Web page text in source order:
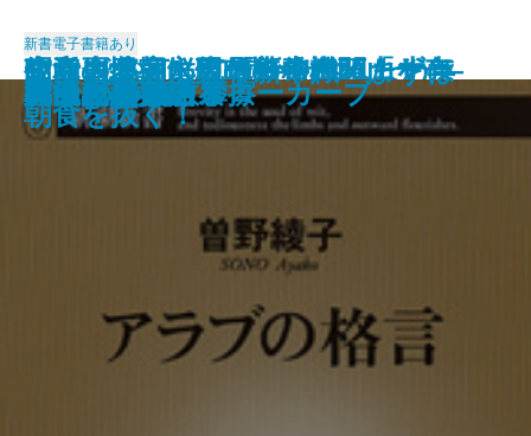
政党崩壊―永田町の失われた十年
―
知らざあ言って聞かせやしょう―
心に響く歌舞伎の名せりふ―
安楽死のできる国
昭和史発掘 幻の特務機関「ヤ
マ」
元気が出る患者学
天皇家の財布
空白の北朝鮮現代史―白頭山を売
った金日成―
山本周五郎のことば
死亡記事を読む
謎解き 少年少女世界の名作
新書電子書籍あり
アラブの格言
アメリカ病
時価会計不況
日中ビジネス摩擦
生活習慣病に克つ新常識 まずは
朝食を抜く！
真っ向勝負のスローカーブ
明治天皇を語る
漂流記の魅力
バカの壁
死ぬための教養